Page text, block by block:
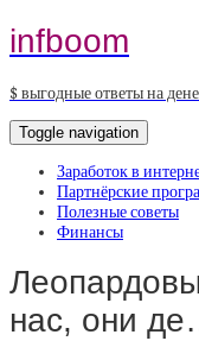
infboom
$ выгодные ответы на
Toggle navigation
Заработок в
Партнёрские
Полезные советы
Финансы
нас, они